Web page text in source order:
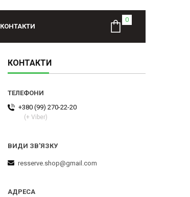
КОНТАКТИ
КОНТАКТИ
+380 (99) 270-22-20
(+ Viber)
resserve.shop@gmail.com